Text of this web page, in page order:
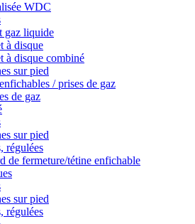
WDC
gaz liquide
à disque
à disque combiné
sur pied
/ prises de gaz
de gaz
sur pied
régulées
de fermeture/tétine enfichable
sur pied
régulées